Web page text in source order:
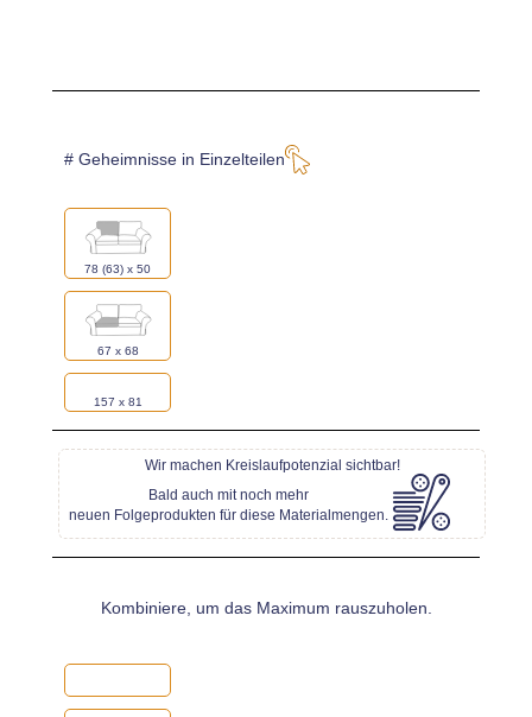
4 x
oder
wähle5 x
wähle26 x aus dieser Galerie*:
# Geheimnisse in Einzelteilen
78 (63) x 50
67 x 68
157 x 81
Wir machen Kreislaufpotenzial sichtbar!
Bald auch mit noch mehr
neuen Folgeprodukten für diese Materialmengen.
Kombiniere, um das Maximum rauszuholen.